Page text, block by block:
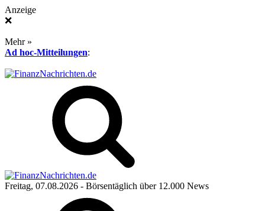
Anzeige
❌
Mehr »
Ad hoc-Mitteilungen:
Freitag, 07.08.2026 - Börsentäglich über 12.000 News